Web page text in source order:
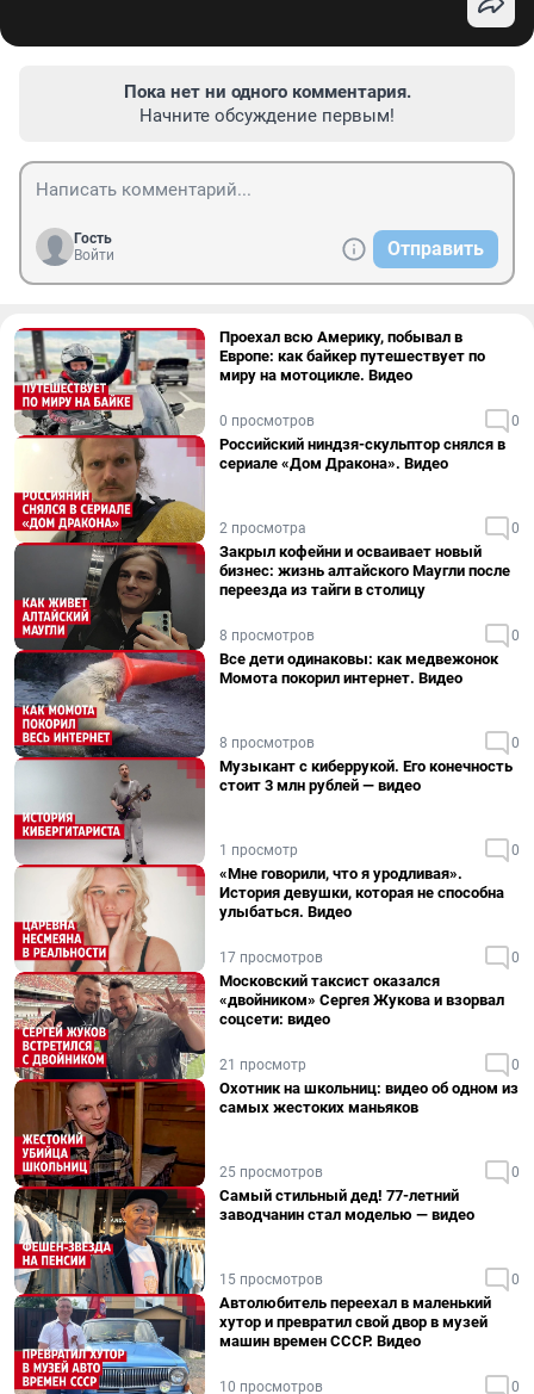
Пока нет ни одного комментария.
Начните обсуждение первым!
Гость
Войти
Отправить
Проехал всю Америку, побывал в
Европе: как байкер путешествует по
миру на мотоцикле. Видео
0 просмотров 0
Российский ниндзя-скульптор снялся в
сериале «Дом Дракона». Видео
2 просмотра 0
Закрыл кофейни и осваивает новый
бизнес: жизнь алтайского Маугли после
переезда из тайги в столицу
8 просмотров 0
Все дети одинаковы: как медвежонок
Момота покорил интернет. Видео
8 просмотров 0
Музыкант с киберрукой. Его конечность
стоит 3 млн рублей — видео
1 просмотр 0
«Мне говорили, что я уродливая».
История девушки, которая не способна
улыбаться. Видео
17 просмотров 0
Московский таксист оказался
«двойником» Сергея Жукова и взорвал
соцсети: видео
21 просмотр 0
Охотник на школьниц: видео об одном из
самых жестоких маньяков
25 просмотров 0
Самый стильный дед! 77-летний
заводчанин стал моделью — видео
15 просмотров 0
Автолюбитель переехал в маленький
хутор и превратил свой двор в музей
машин времен СССР. Видео
10 просмотров 0